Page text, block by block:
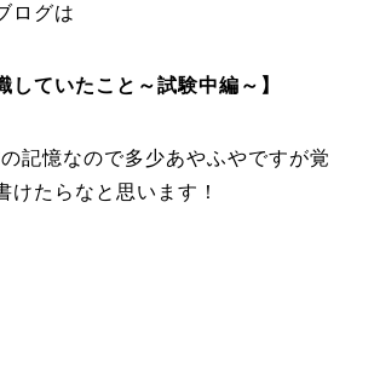
ログは
していたこと～試験中編～】
記憶なので多少あやふやですが覚
けたらなと思います！